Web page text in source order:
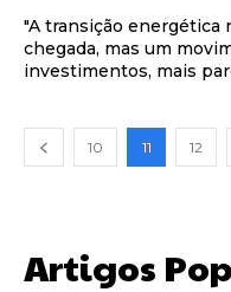
"A transição energética
chegada, mas um
investimentos, mais
10 11 12
Artigos